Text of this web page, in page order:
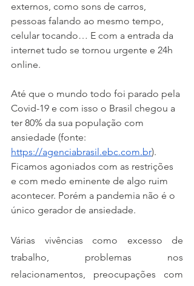
externos, como sons de carros,
pessoas falando ao mesmo tempo,
celular tocando… E com a entrada da
internet tudo se tornou urgente e 24h
online.
Até que o mundo todo foi parado pela
Covid-19 e com isso o Brasil chegou a
ter 80% da sua população com
ansiedade (fonte:
https://agenciabrasil.ebc.com.br).
Ficamos agoniados com as restrições
e com medo eminente de algo ruim
acontecer. Porém a pandemia não é o
único gerador de ansiedade.
Várias vivências como excesso de
trabalho, problemas nos
relacionamentos, preocupações com